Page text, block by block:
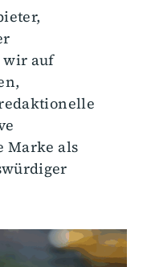
wir auf
Marke als